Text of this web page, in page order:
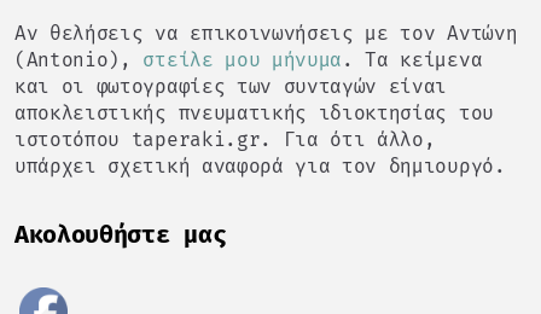
Αν θελήσεις να επικοινωνήσεις με τον Αντώνη
(Antonio), στείλε μου μήνυμα . Τα κείμενα
και οι φωτογραφίες των συνταγών είναι
αποκλειστικής πνευματικής ιδιοκτησίας του
ιστοτόπου taperaki.gr. Για ότι άλλο,
υπάρχει σχετική αναφορά για τον δημιουργό.
Ακολουθήστε μας